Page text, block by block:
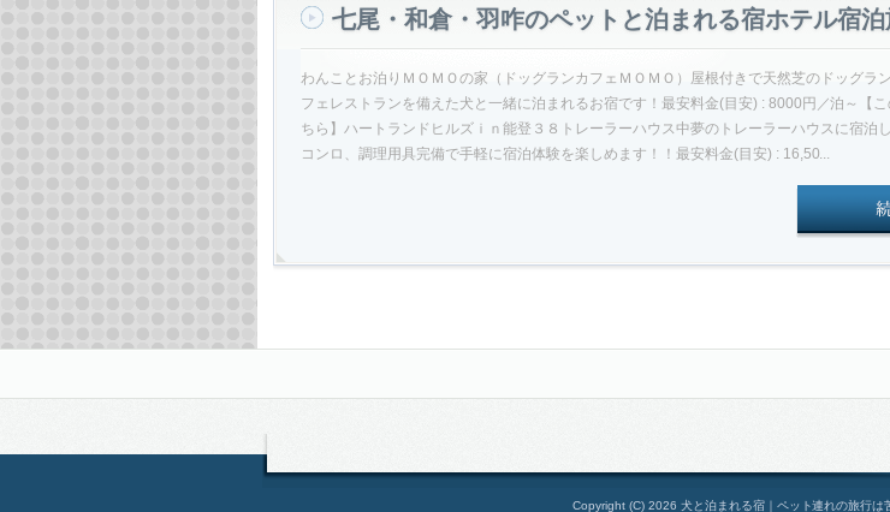
七尾・和倉・羽咋のペットと泊まれる宿ホテル宿
わんことお泊りＭＯＭＯの家（ドッグランカフェＭＯＭＯ）屋根付きで天然芝のドッグラ
フェレストランを備えた犬と一緒に泊まれるお宿です！最安料金(目安) : 8000円／泊～【
ちら】ハートランドヒルズｉｎ能登３８トレーラーハウス中夢のトレーラーハウスに宿泊
コンロ、調理用具完備で手軽に宿泊体験を楽しめます！！最安料金(目安) : 16,50...
Copyright (C) 2026 犬と泊まれる宿｜ペット連れの旅行は